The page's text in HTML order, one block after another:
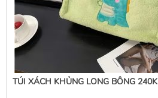
TÚI XÁCH KHỦNG LONG BÔNG 240K